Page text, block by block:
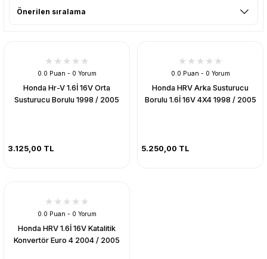
0.0 Puan - 0 Yorum
Honda Hr-V 1.6İ 16V Orta
Susturucu Borulu 1998 / 2005
3.125,00 TL
0.0 Puan - 0 Yorum
Honda HRV Arka Susturucu
Borulu 1.6İ 16V 4X4 1998 / 2005
5.250,00 TL
0.0 Puan - 0 Yorum
Honda HRV 1.6İ 16V Katalitik
Konvertör Euro 4 2004 / 2005